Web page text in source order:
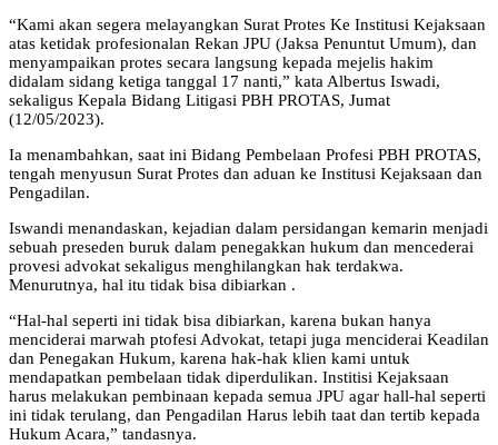
“Kami akan segera melayangkan Surat Protes Ke Institusi Kejaksaan
atas ketidak profesionalan Rekan JPU (Jaksa Penuntut Umum), dan
menyampaikan protes secara langsung kepada mejelis hakim
didalam sidang ketiga tanggal 17 nanti,” kata Albertus Iswadi,
sekaligus Kepala Bidang Litigasi PBH PROTAS, Jumat
(12/05/2023).
Ia menambahkan, saat ini Bidang Pembelaan Profesi PBH PROTAS,
tengah menyusun Surat Protes dan aduan ke Institusi Kejaksaan dan
Pengadilan.
Iswandi menandaskan, kejadian dalam persidangan kemarin menjadi
sebuah preseden buruk dalam penegakkan hukum dan mencederai
provesi advokat sekaligus menghilangkan hak terdakwa.
Menurutnya, hal itu tidak bisa dibiarkan .
“Hal-hal seperti ini tidak bisa dibiarkan, karena bukan hanya
menciderai marwah ptofesi Advokat, tetapi juga menciderai Keadilan
dan Penegakan Hukum, karena hak-hak klien kami untuk
mendapatkan pembelaan tidak diperdulikan. Institisi Kejaksaan
harus melakukan pembinaan kepada semua JPU agar hall-hal seperti
ini tidak terulang, dan Pengadilan Harus lebih taat dan tertib kepada
Hukum Acara,” tandasnya.